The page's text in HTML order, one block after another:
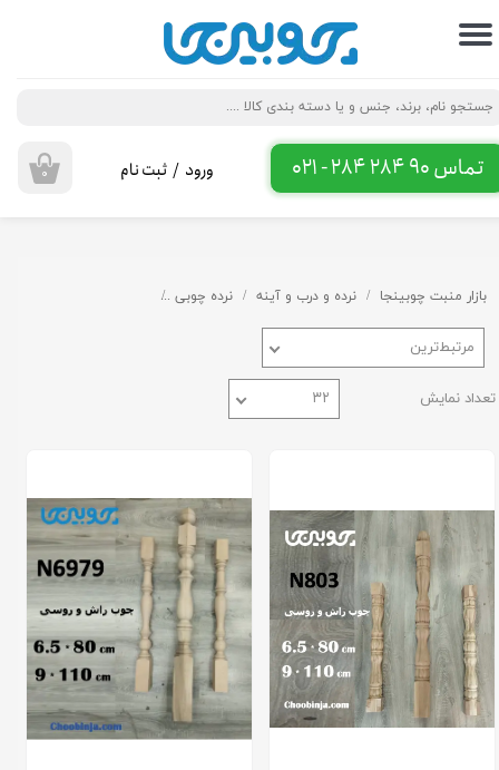
تماس 90 284 284 - 021 ۰ ورود / ثبت نام
حساب کاربری من
تغییر گذر واژه
سفارشات
خروج از حساب کاربری
بازار منبت چوبینجا نرده و درب و آینه نرده چوبی
مرتبط‌ترین
تعداد نمایش ۳۲